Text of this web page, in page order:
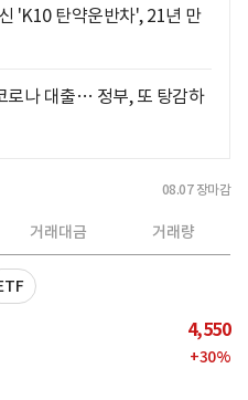
'K10 탄약운반차', 21년 만
로나 대출… 정부, 또 탕감하
08.07 장마감
거래대금 거래량
4,550
+30%